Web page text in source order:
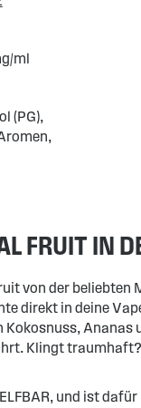
ml
(PG),
FRUIT IN
von der beliebten
direkt in deine
Ananas
Klingt
und ist